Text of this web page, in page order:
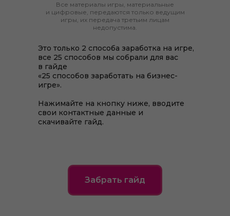
Все материалы игры, материальные
и цифровые, передаются только ведущим
игры, их передача третьим лицам
недопустима.
Это только 2 способа заработка на игре,
все 25 способов мы собрали для вас
в гайде
«25 способов заработать на бизнес-
игре».
Нажимайте на кнопку ниже, вводите
свои контактные данные и
скачивайте гайд.
Забрать гайд